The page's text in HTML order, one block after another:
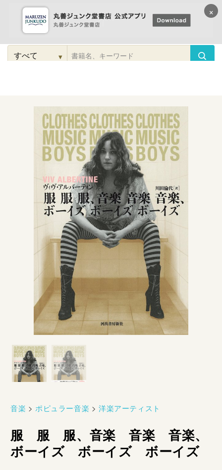
コンテンツに
進む
検
▾
音楽 > ポピュラー音楽 >洋楽アーティスト
服 服 服、音楽 音楽 音楽、
ボーイズ ボーイズ ボーイズ
×